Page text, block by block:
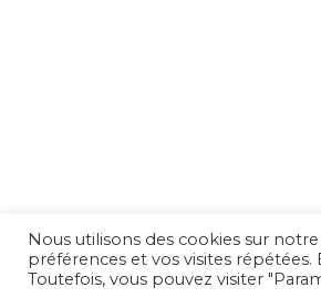
Nous utilisons des cookies sur
préférences et vos visites répétées.
Toutefois, vous pouvez visiter